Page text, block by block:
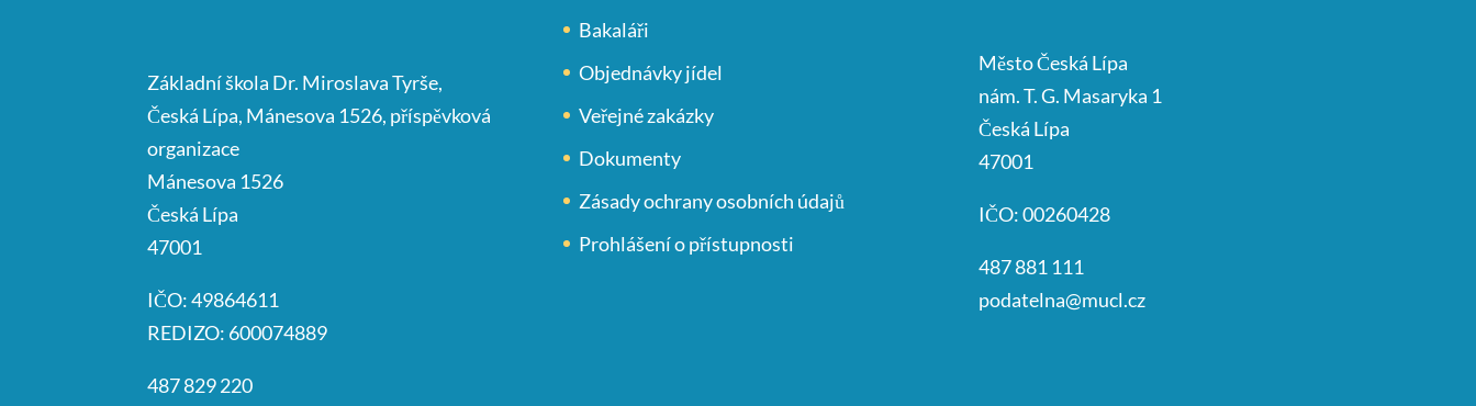
Základní škola Dr. Miroslava Tyrše,
Česká Lípa, Mánesova 1526, příspěvková
organizace
Mánesova 1526
Česká Lípa
47001
IČO: 49864611
REDIZO: 600074889
487 829 220
Bakaláři
Objednávky jídel
Veřejné zakázky
Dokumenty
Zásady ochrany osobních údajů
Prohlášení o přístupnosti
Město Česká Lípa
nám. T. G. Masaryka 1
Česká Lípa
47001
IČO: 00260428
487 881 111
podatelna@mucl.cz